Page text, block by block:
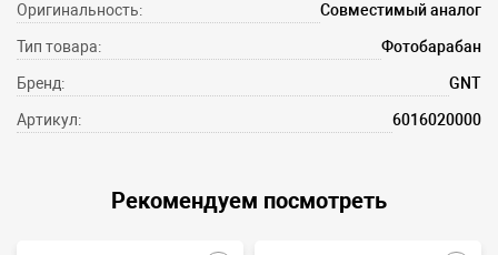
Оригинальность: Совместимый аналог
Тип товара: Фотобарабан
Бренд: GNT
Артикул: 6016020000
Рекомендуем посмотреть